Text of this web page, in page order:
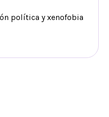
política y xenofobia